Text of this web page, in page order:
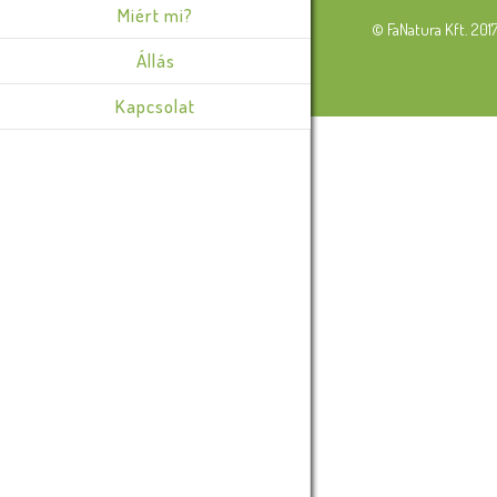
Miért mi?
Állás
Kapcsolat
© FaNatura Kft.